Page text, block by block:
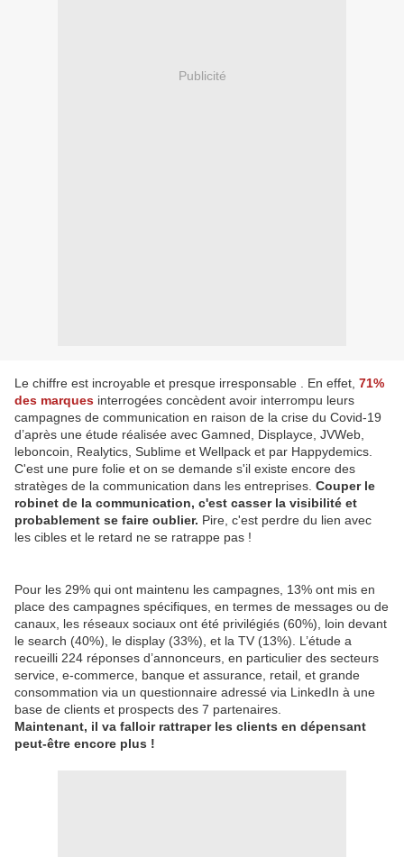
Publicité
Le chiffre est incroyable et presque irresponsable . En effet, 71%
des marques interrogées concèdent avoir interrompu leurs
campagnes de communication en raison de la crise du Covid-19
d’après une étude réalisée avec Gamned, Displayce, JVWeb,
leboncoin, Realytics, Sublime et Wellpack et par Happydemics.
C'est une pure folie et on se demande s'il existe encore des
stratèges de la communication dans les entreprises. Couper le
robinet de la communication, c'est casser la visibilité et
probablement se faire oublier. Pire, c'est perdre du lien avec
les cibles et le retard ne se ratrappe pas !
Pour les 29% qui ont maintenu les campagnes, 13% ont mis en
place des campagnes spécifiques, en termes de messages ou de
canaux, les réseaux sociaux ont été privilégiés (60%), loin devant
le search (40%), le display (33%), et la TV (13%). L’étude a
recueilli 224 réponses d’annonceurs, en particulier des secteurs
service, e-commerce, banque et assurance, retail, et grande
consommation via un questionnaire adressé via LinkedIn à une
base de clients et prospects des 7 partenaires.
Maintenant, il va falloir rattraper les clients en dépensant
peut-être encore plus !